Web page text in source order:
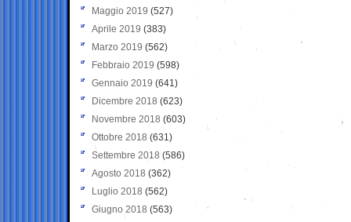
Maggio 2019 (527)
Aprile 2019 (383)
Marzo 2019 (562)
Febbraio 2019 (598)
Gennaio 2019 (641)
Dicembre 2018 (623)
Novembre 2018 (603)
Ottobre 2018 (631)
Settembre 2018 (586)
Agosto 2018 (362)
Luglio 2018 (562)
Giugno 2018 (563)